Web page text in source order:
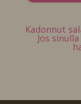
Kadonnut
Jos